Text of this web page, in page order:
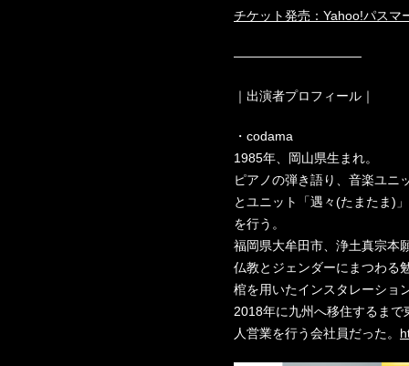
チケット発売：Yahoo!パスマ
——————————
｜出演者プロフィール｜
・codama
1985年、岡山県生まれ。
ピアノの弾き語り、音楽ユニ
とユニット「遇々(たまたま)
を行う。
福岡県大牟田市、浄土真宗本
仏教とジェンダーにまつわる
棺を用いたインスタレーショ
2018年に九州へ移住するま
人営業を行う会社員だった。